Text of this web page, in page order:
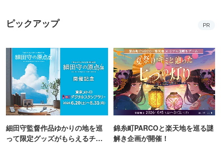
ピックアップ PR
細田守監督作品ゆかりの地を巡
って限定グッズがもらえるチャ
錦糸町PARCOと楽天地を巡る謎
解き企画が開催！